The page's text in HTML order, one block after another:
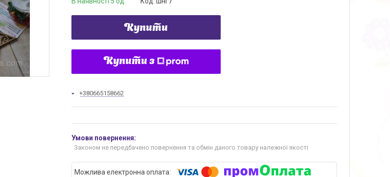
Купити
Купити з
+380665158662
Законом не передбачено повернення та обмін даного товару належної якості